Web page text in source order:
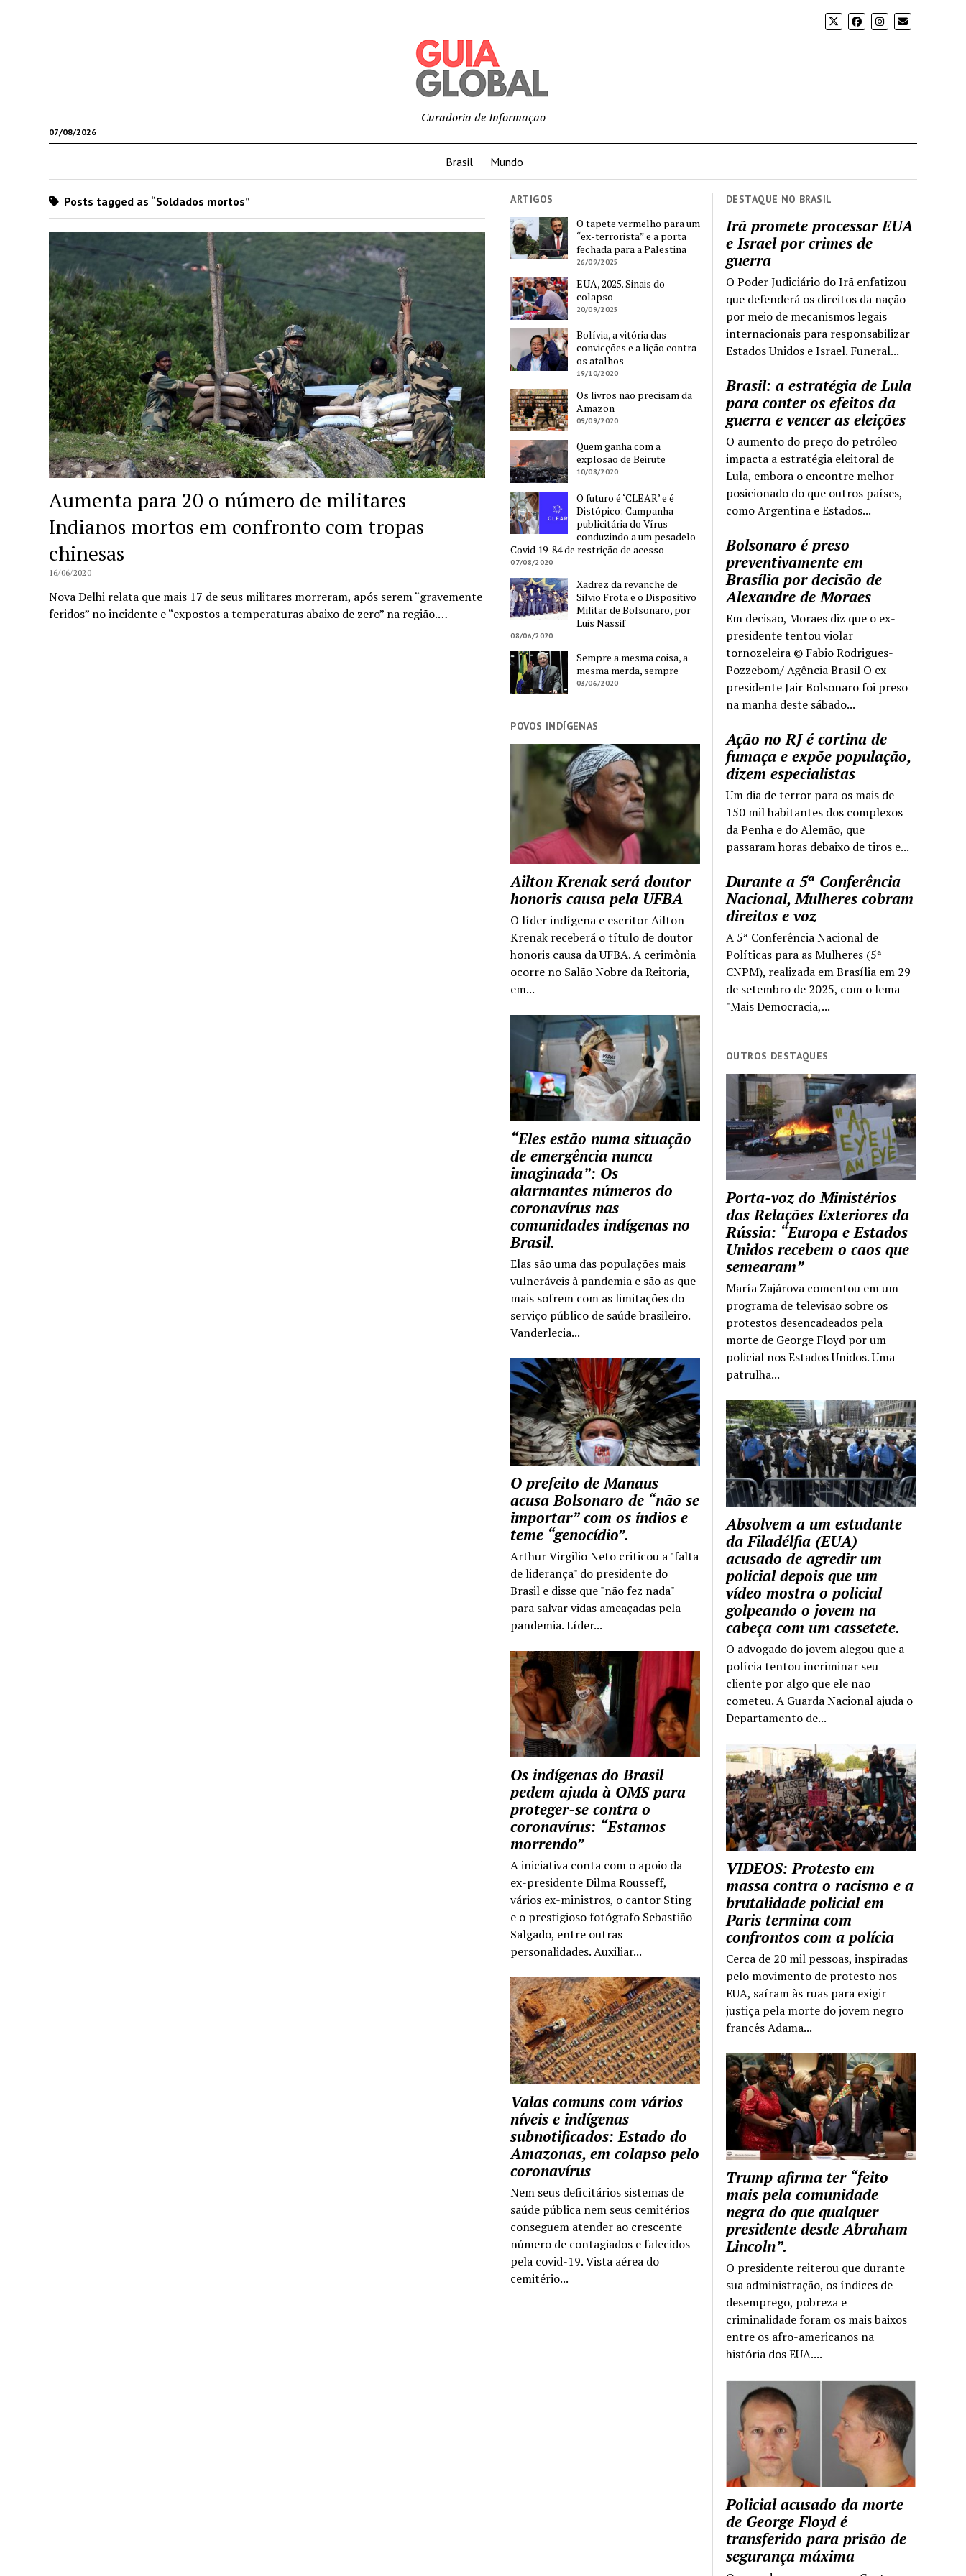
07/08/2026
Curadoria de Informação
Brasil Mundo
DESTAQUE NO BRASIL
Irã promete processar EUA
e Israel por crimes de
guerra
O Poder Judiciário do Irã enfatizou
que defenderá os direitos da nação
por meio de mecanismos legais
internacionais para responsabilizar
Estados Unidos e Israel. Funeral...
Brasil: a estratégia de Lula
para conter os efeitos da
guerra e vencer as eleições
O aumento do preço do petróleo
impacta a estratégia eleitoral de
Lula, embora o encontre melhor
posicionado do que outros países,
como Argentina e Estados...
Bolsonaro é preso
preventivamente em
Brasília por decisão de
Alexandre de Moraes
Em decisão, Moraes diz que o ex-
presidente tentou violar
tornozeleira © Fabio Rodrigues-
Pozzebom/ Agência Brasil O ex-
presidente Jair Bolsonaro foi preso
na manhã deste sábado...
Ação no RJ é cortina de
fumaça e expõe população,
dizem especialistas
Um dia de terror para os mais de
150 mil habitantes dos complexos
da Penha e do Alemão, que
passaram horas debaixo de tiros e...
Durante a 5ª Conferência
Nacional, Mulheres cobram
direitos e voz
A 5ª Conferência Nacional de
Políticas para as Mulheres (5ª
CNPM), realizada em Brasília em 29
de setembro de 2025, com o lema
"Mais Democracia,...
OUTROS DESTAQUES
Porta-voz do Ministérios
das Relações Exteriores da
Rússia: “Europa e Estados
Unidos recebem o caos que
semearam”
María Zajárova comentou em um
programa de televisão sobre os
protestos desencadeados pela
morte de George Floyd por um
policial nos Estados Unidos. Uma
patrulha...
Absolvem a um estudante
da Filadélfia (EUA)
acusado de agredir um
policial depois que um
vídeo mostra o policial
golpeando o jovem na
cabeça com um cassetete.
O advogado do jovem alegou que a
polícia tentou incriminar seu
cliente por algo que ele não
cometeu. A Guarda Nacional ajuda o
Departamento de...
VIDEOS: Protesto em
massa contra o racismo e a
brutalidade policial em
Paris termina com
confrontos com a polícia
Cerca de 20 mil pessoas, inspiradas
pelo movimento de protesto nos
EUA, saíram às ruas para exigir
justiça pela morte do jovem negro
francês Adama...
Trump afirma ter “feito
mais pela comunidade
negra do que qualquer
presidente desde Abraham
Lincoln”.
O presidente reiterou que durante
sua administração, os índices de
desemprego, pobreza e
criminalidade foram os mais baixos
entre os afro-americanos na
história dos EUA....
Policial acusado da morte
de George Floyd é
transferido para prisão de
segurança máxima
Posts tagged as “Soldados mortos”
Aumenta para 20 o número de militares
Indianos mortos em confronto com tropas
chinesas
16/06/2020
Nova Delhi relata que mais 17 de seus militares morreram, após serem “gravemente
feridos” no incidente e “expostos a temperaturas abaixo de zero” na região.…
ARTIGOS
O tapete vermelho para um
“ex-terrorista” e a porta
fechada para a Palestina
26/09/2025
EUA, 2025. Sinais do
colapso
20/09/2025
Bolívia, a vitória das
convicções e a lição contra
os atalhos
19/10/2020
Os livros não precisam da
Amazon
09/09/2020
Quem ganha com a
explosão de Beirute
10/08/2020
O futuro é ‘CLEAR’ e é
Distópico: Campanha
publicitária do Vírus
conduzindo a um pesadelo
Covid 19-84 de restrição de acesso
07/08/2020
Xadrez da revanche de
Silvio Frota e o Dispositivo
Militar de Bolsonaro, por
Luis Nassif
08/06/2020
Sempre a mesma coisa, a
mesma merda, sempre
03/06/2020
POVOS INDÍGENAS
Ailton Krenak será doutor
honoris causa pela UFBA
O líder indígena e escritor Ailton
Krenak receberá o título de doutor
honoris causa da UFBA. A cerimônia
ocorre no Salão Nobre da Reitoria,
em...
“Eles estão numa situação
de emergência nunca
imaginada”: Os
alarmantes números do
coronavírus nas
comunidades indígenas no
Brasil.
Elas são uma das populações mais
vulneráveis à pandemia e são as que
mais sofrem com as limitações do
serviço público de saúde brasileiro.
Vanderlecia...
O prefeito de Manaus
acusa Bolsonaro de “não se
importar” com os índios e
teme “genocídio”.
Arthur Virgilio Neto criticou a "falta
de liderança" do presidente do
Brasil e disse que "não fez nada"
para salvar vidas ameaçadas pela
pandemia. Líder...
Os indígenas do Brasil
pedem ajuda à OMS para
proteger-se contra o
coronavírus: “Estamos
morrendo”
A iniciativa conta com o apoio da
ex-presidente Dilma Rousseff,
vários ex-ministros, o cantor Sting
e o prestigioso fotógrafo Sebastião
Salgado, entre outras
personalidades. Auxiliar...
Valas comuns com vários
níveis e indígenas
subnotificados: Estado do
Amazonas, em colapso pelo
coronavírus
Nem seus deficitários sistemas de
saúde pública nem seus cemitérios
conseguem atender ao crescente
número de contagiados e falecidos
pela covid-19. Vista aérea do
cemitério...